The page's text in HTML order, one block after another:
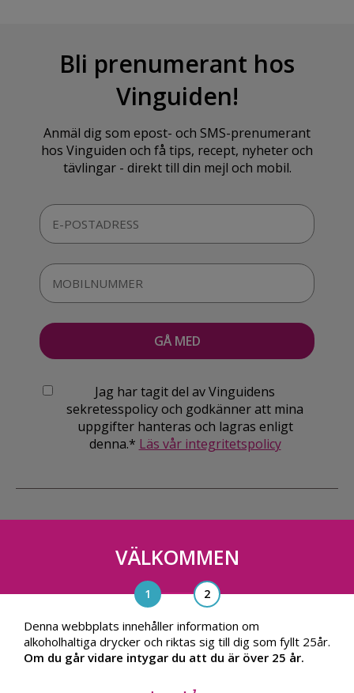
Bli prenumerant hos
Vinguiden!
Anmäl dig som epost- och SMS-prenumerant
hos Vinguiden och få tips, recept, nyheter och
tävlingar - direkt till din mejl och mobil.
Jag har tagit del av Vinguidens
sekretesspolicy och godkänner att mina
uppgifter hanteras och lagras enligt
denna.* Läs vår integritetspolicy
Vinguiden Nordic AB
Blasieholmsgatan 4A, 111 48, Stockholm
info@vinguiden.com
VÄLKOMMEN
Denna webbplats innehåller information om
alkoholhaltiga drycker och riktas sig till dig som fyllt 25år.
Om du går vidare intygar du att du är över 25 år.